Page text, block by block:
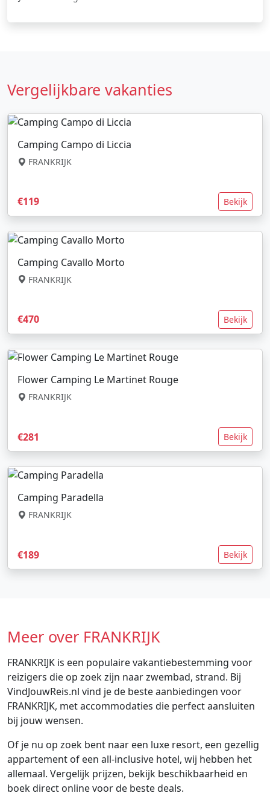
Vergelijkbare vakanties
Camping Campo di Liccia
FRANKRIJK
€119 Bekijk
Camping Cavallo Morto
FRANKRIJK
€470 Bekijk
Flower Camping Le Martinet Rouge
FRANKRIJK
€281 Bekijk
Camping Paradella
FRANKRIJK
€189 Bekijk
Meer over FRANKRIJK
FRANKRIJK is een populaire vakantiebestemming voor
reizigers die op zoek zijn naar zwembad, strand. Bij
VindJouwReis.nl vind je de beste aanbiedingen voor
FRANKRIJK, met accommodaties die perfect aansluiten
bij jouw wensen.
Of je nu op zoek bent naar een luxe resort, een gezellig
appartement of een all-inclusive hotel, wij hebben het
allemaal. Vergelijk prijzen, bekijk beschikbaarheid en
boek direct online voor de beste deals.